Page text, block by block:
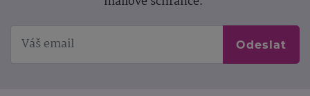
Odeslat